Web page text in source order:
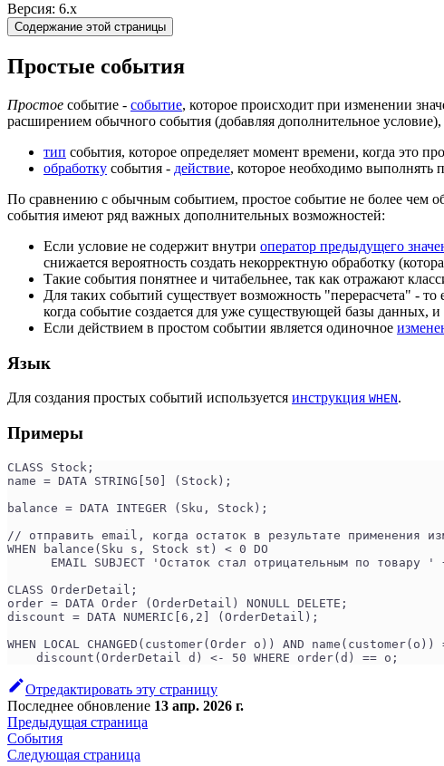
Версия: 6.x
Содержание этой страницы
Простые события
Простое событие - событие, которое происходит при изменении
расширением обычного события (добавляя дополнительное
тип события, которое определяет момент времени, когда это
обработку события - действие, которое необходимо выполнять
По сравнению с обычным событием, простое событие не более чем
события имеют ряд важных дополнительных возможностей:
Если условие не содержит внутри оператор предыдущего
снижается вероятность создать некорректную обработку
Такие события понятнее и читабельнее, так как отражают
Для таких событий существует возможность "перерасчета" -
когда событие создается для уже существующей базы данных,
Если действием в простом событии является одиночное
Язык
Для создания простых событий используется инструкция WHEN.
Примеры
CLASS Stock;
name = DATA STRING[50] (Stock);
balance = DATA INTEGER (Sku, Stock);
// отправить email, когда остаток в результате применения
WHEN balance(Sku s, Stock st) < 0 DO
EMAIL SUBJECT 'Остаток стал отрицательным по товару '
CLASS OrderDetail;
order = DATA Order (OrderDetail) NONULL DELETE;
discount = DATA NUMERIC[6,2] (OrderDetail);
WHEN LOCAL CHANGED(customer(Order o)) AND
    discount(OrderDetail d) <- 50 WHERE order(d) == o;
Отредактировать эту страницу
Последнее обновление 13 апр. 2026 г.
Предыдущая страница
События
Следующая страница